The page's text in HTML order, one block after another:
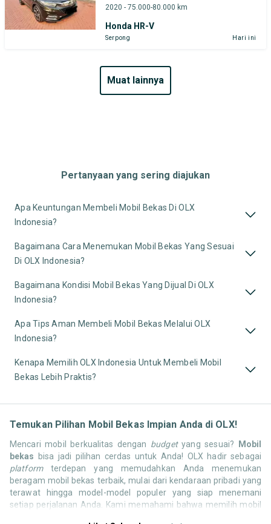
2020 - 75.000-80.000 km
Honda HR-V
Serpong Hari ini
muat lainnya
Pertanyaan yang sering diajukan
Apa Keuntungan Membeli Mobil Bekas Di OLX
Indonesia?
Bagaimana Cara Menemukan Mobil Bekas Yang Sesuai
Di OLX Indonesia?
Bagaimana Kondisi Mobil Bekas Yang Dijual Di OLX
Indonesia?
Apa Tips Aman Membeli Mobil Bekas Melalui OLX
Indonesia?
Kenapa Memilih OLX Indonesia Untuk Membeli Mobil
Bekas Lebih Praktis?
Temukan Pilihan Mobil Bekas Impian Anda di OLX!
Mencari mobil berkualitas dengan budgetyang sesuai? Mobil
bekas bisa jadi pilihan cerdas untuk Anda! OLX hadir sebagai
platformterdepan yang memudahkan Anda menemukan
beragam mobil bekas terbaik, mulai dari kendaraan pribadi yang
terawat hingga model-model populer yang siap menemani
setiap perjalanan Anda. Kami memahami bahwa memilih mobil